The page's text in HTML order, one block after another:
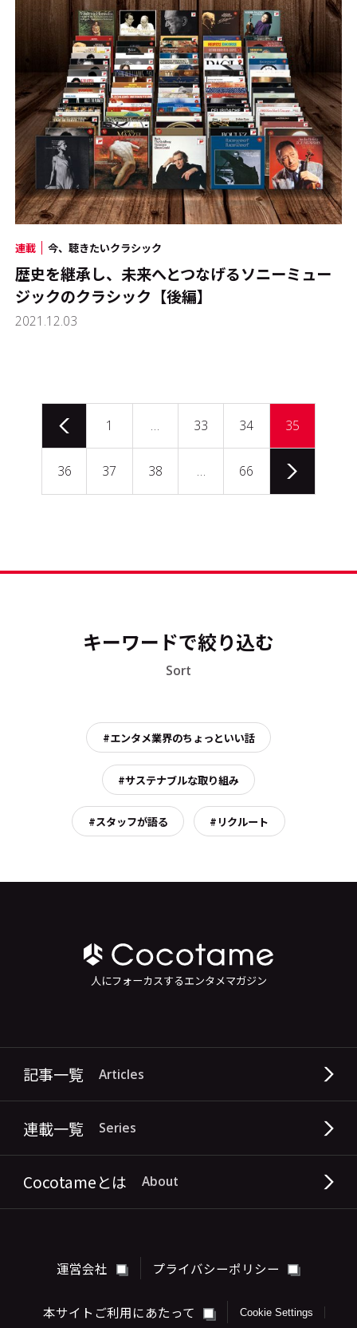
連載 今、聴きたいクラシック
歴史を継承し、未来へとつなげる――ソニーミュー
ジックのクラシック【後編】
2021.12.03
1 … 33 34 35
36 37 38 … 66
キーワードで絞り込む
Sort
#エンタメ業界のちょっといい話
#サステナブルな取り組み
#スタッフが語る #リクルート
人にフォーカスするエンタメマガジン
記事一覧 Articles
連載一覧 Series
Cocotameとは About
運営会社 プライバシーポリシー
本サイトご利用にあたって Cookie Settings